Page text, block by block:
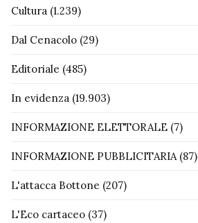
Cultura (1.239)
Dal Cenacolo (29)
Editoriale (485)
In evidenza (19.903)
INFORMAZIONE ELETTORALE (7)
INFORMAZIONE PUBBLICITARIA(87)
L'attacca Bottone (207)
L'Eco cartaceo (37)